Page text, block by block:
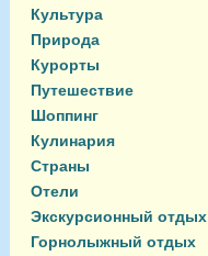
Культура
Природа
Курорты
Путешествие
Шоппинг
Кулинария
Страны
Отели
Экскурсионный отдых
Горнолыжный отдых